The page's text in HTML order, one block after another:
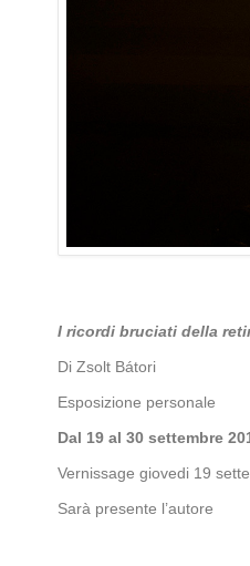
I ricordi bruciati della
Di Zsolt Bátori
Esposizione personale
Dal 19 al 30 settembre
Vernissage giovedi 19
Sarà presente l’autore